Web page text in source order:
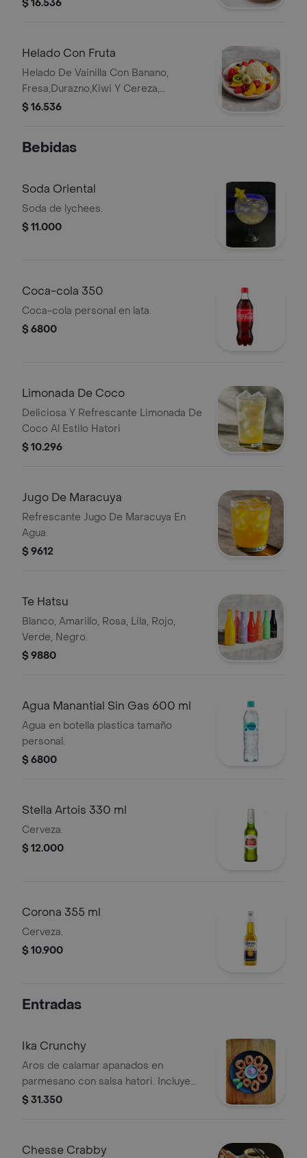
$ 16.536
Helado Con Fruta
Helado De Vainilla Con Banano,
Fresa,Durazno,Kiwi Y Cereza,
Terminado Con Coco Rayado
$ 16.536
Bebidas
Soda Oriental
Soda de lychees.
$ 11.000
Coca-cola 350
Coca-cola personal en lata.
$ 6800
Limonada De Coco
Deliciosa Y Refrescante Limonada De
Coco Al Estilo Hatori
$ 10.296
Jugo De Maracuya
Refrescante Jugo De Maracuya En
Agua.
$ 9612
Te Hatsu
Blanco, Amarillo, Rosa, Lila, Rojo,
Verde, Negro.
$ 9880
Agua Manantial Sin Gas 600 ml
Agua en botella plastica tamaño
personal.
$ 6800
Stella Artois 330 ml
Cerveza.
$ 12.000
Corona 355 ml
Cerveza.
$ 10.900
Entradas
Ika Crunchy
Aros de calamar apanados en
parmesano con salsa hatori. Incluye
rodajas de limón.
$ 31.350
Chesse Crabby